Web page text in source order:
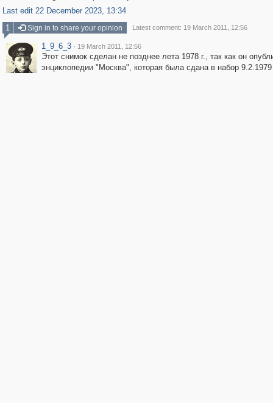
Last edit 22 December 2023, 13:34
1
Sign in to share your opinion Latest comment: 19 March 2011, 12:56
1_9_6_3 · 19 March 2011, 12:56
Этот снимок сделан не позднее лета 1978 г., так как он
энциклопедии "Москва", которая была сдана в набор 9.2.1979